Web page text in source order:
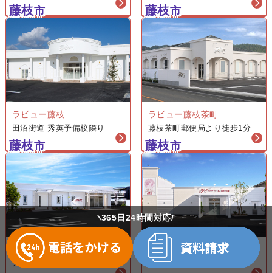
藤枝市
ラビュー藤枝
田沼街道 秀英予備校隣り
藤枝市
ラビュー藤枝茶町
藤枝茶町郵便局より徒歩1分
藤枝市
ラビュー藤枝本町
大手交差点より車で2分
藤枝市
ラビューサロン藤枝駅北
西友南新屋店 南側
365日24時間対応